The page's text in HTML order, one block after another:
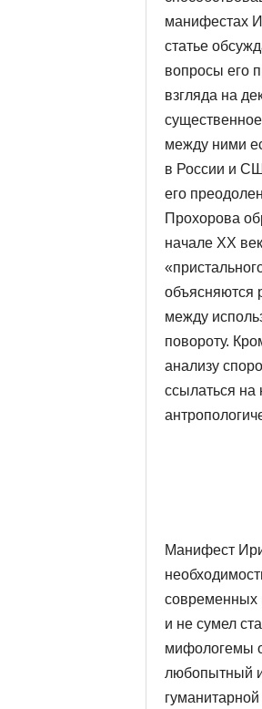
манифестах
статье
вопросы его
взгляда на
между ними
в России и
его
Прохорова
начале XX
объясняются
между
повороту.
анализу
ссылаться на
Манифест
современных
и не сумел
мифологемы
любо­пытный